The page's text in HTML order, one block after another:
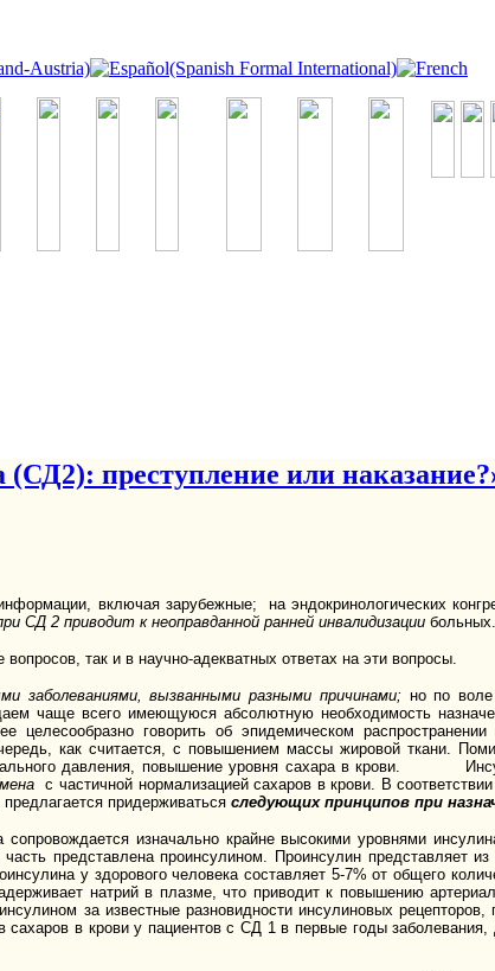
(СД2): преступление или
включая зарубежные; на эндокринологических
СД 2 приводит к неоправданной ранней инвалидизации больных.
так и в научно-адекватных ответах на эти вопросы.
заболеваниями, вызванными разными причинами; но по воле
чаще всего имеющуюся абсолютную необходимость
говорить об эпидемическом распространении
как считается, с повышением массы жировой ткани.
давления, повышение уровня сахара в крови.
с частичной нормализацией сахаров в крови. В
придерживаться следующих принципов при
изначально крайне высокими уровнями
представлена проинсулином. Проинсулин представляет
у здорового человека составляет 5-7% от общего
натрий в плазме, что приводит к повышению
за известные разновидности инсулиновых рецепторов,
в крови у пациентов с СД 1 в первые годы